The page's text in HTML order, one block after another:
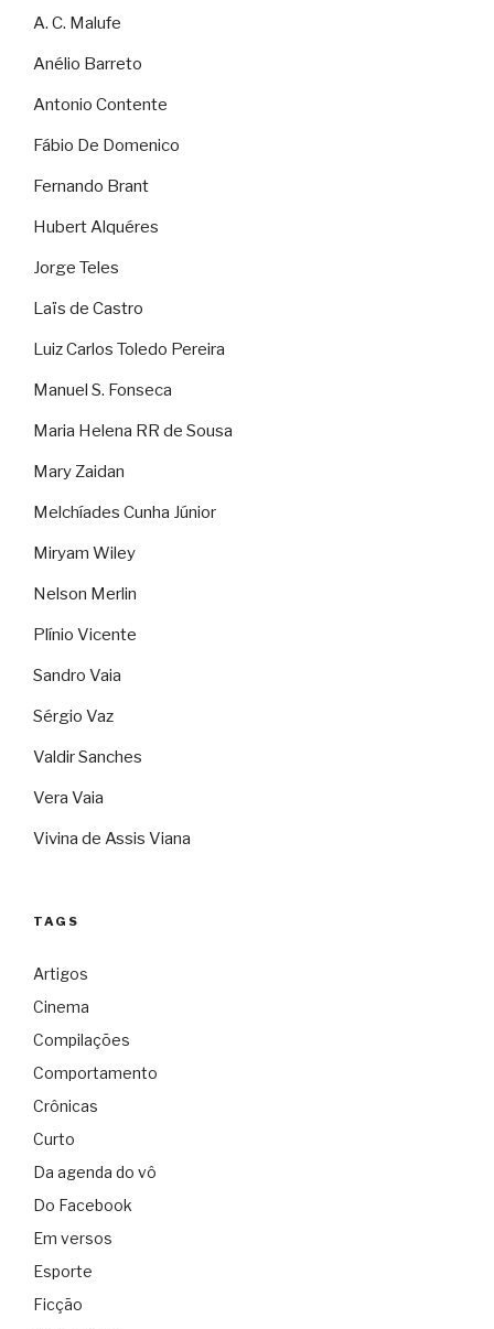
A. C. Malufe
Anélio Barreto
Antonio Contente
Fábio De Domenico
Fernando Brant
Hubert Alquéres
Jorge Teles
Laïs de Castro
Luiz Carlos Toledo Pereira
Manuel S. Fonseca
Maria Helena RR de Sousa
Mary Zaidan
Melchíades Cunha Júnior
Miryam Wiley
Nelson Merlin
Plínio Vicente
Sandro Vaia
Sérgio Vaz
Valdir Sanches
Vera Vaia
Vivina de Assis Viana
TAGS
Artigos
Cinema
Compilações
Comportamento
Crônicas
Curto
Da agenda do vô
Do Facebook
Em versos
Esporte
Ficção